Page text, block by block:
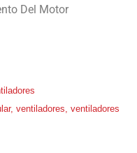
Del Motor
, ventiladores, ventiladores